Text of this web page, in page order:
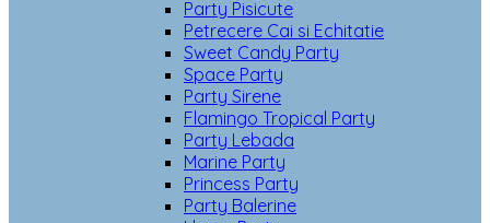
Party Pisicute
Petrecere Cai si Echitatie
Sweet Candy Party
Space Party
Party Sirene
Flamingo Tropical Party
Party Lebada
Marine Party
Princess Party
Party Balerine